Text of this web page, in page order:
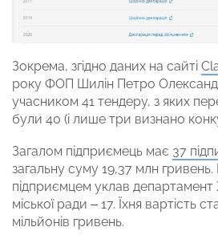
Зокрема, згідно даних на сайті
року ФОП Шилін Петро
учасником 41 тендеру, з яких
були 40 (і лише три визнано
Загалом підприємець має 37
загальну суму 19,37 млн гривень.
підприємцем уклав
міської ради – 17. Їхня вартість
мільйонів гривень.